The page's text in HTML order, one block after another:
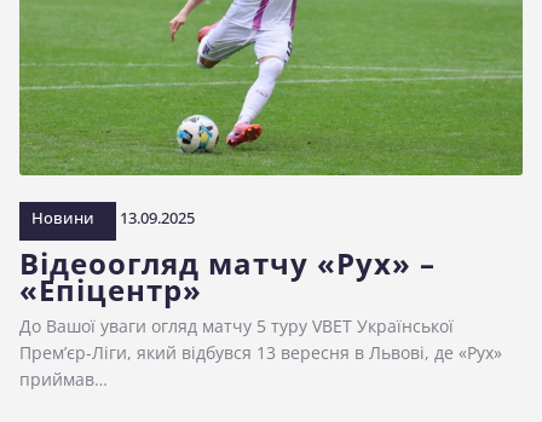
Новини 13.09.2025
Відеоогляд матчу «Рух» –
«Епіцентр»
До Вашої уваги огляд матчу 5 туру VBET Української
Прем’єр-Ліги, який відбувся 13 вересня в Львові, де «Рух»
приймав…